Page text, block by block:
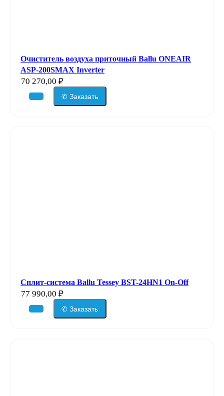
Очиститель воздуха приточный Ballu ONEAIR
ASP-200SMAX Inverter
70 270,00 ₽
✆ Заказать
Сплит-система Ballu Tessey BST-24HN1 On-Off
77 990,00 ₽
✆ Заказать